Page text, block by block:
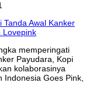
memperingati
Payudara, Kopi
kolaborasinya
Goes Pink,